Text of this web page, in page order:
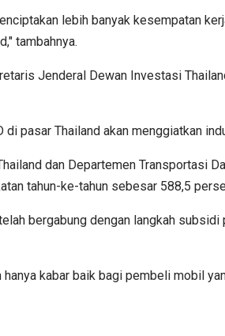
lebih banyak kesempatan
tambahnya.
Jenderal Dewan Investasi
di pasar Thailand akan menggiatkan
dan Departemen Transportasi
tahun-ke-tahun sebesar 588,5
bergabung dengan langkah subsidi
hanya kabar baik bagi pembeli mobil